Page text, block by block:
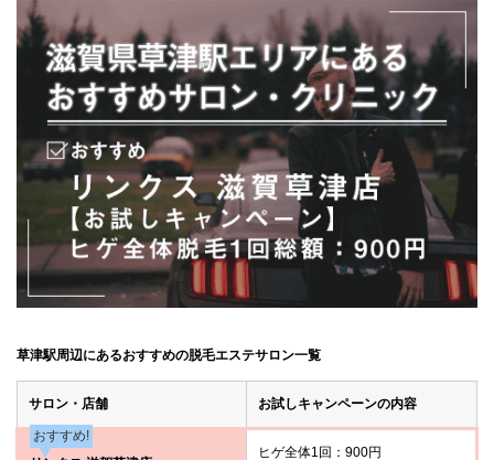
草津駅周辺にあるおすすめの脱毛エステサロン一覧
サロン・店舗 お試しキャンペーンの内容
おすすめ!
ヒゲ全体1回：900円